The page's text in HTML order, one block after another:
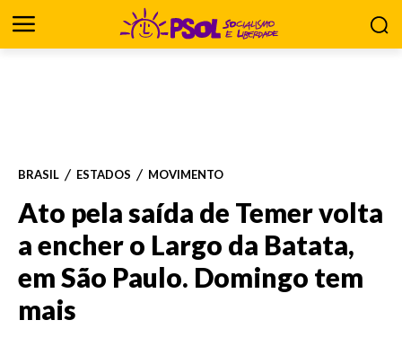
BRASIL ESTADOS MOVIMENTO
Ato pela saída de Temer volta
a encher o Largo da Batata,
em São Paulo. Domingo tem
mais